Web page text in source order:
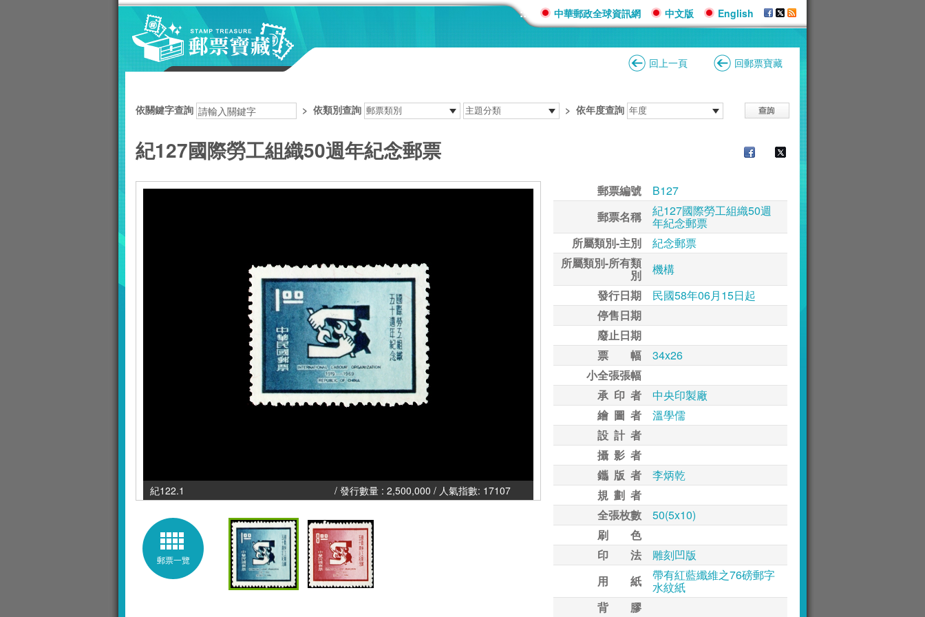
::: 中華郵政全球資訊網 中文版 English
回上一頁 回郵票寶藏
依關鍵字查詢 > 依類別查詢 > 依年度查詢
紀127國際勞工組織50週年紀念郵票
紀122.1 / 發行數量 : 2,500,000 / 人氣指數: 17107
郵票一覽
郵票編號
B127
郵票名稱
紀127國際勞工組織50週
年紀念郵票
所屬類別-主別
紀念郵票
所屬類別-所有類
別
機構
發行日期
民國58年06月15日起
停售日期
廢止日期
票 幅
34x26
小全張張幅
承 印 者
中央印製廠
繪 圖 者
溫學儒
設 計 者
攝 影 者
鑴 版 者
李炳乾
規 劃 者
全張枚數
50(5x10)
刷 色
印 法
雕刻凹版
用 紙
帶有紅藍纖維之76磅郵字
水紋紙
背 膠